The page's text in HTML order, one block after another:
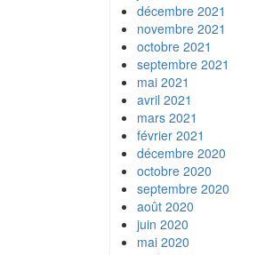
décembre 2021
novembre 2021
octobre 2021
septembre 2021
mai 2021
avril 2021
mars 2021
février 2021
décembre 2020
octobre 2020
septembre 2020
août 2020
juin 2020
mai 2020